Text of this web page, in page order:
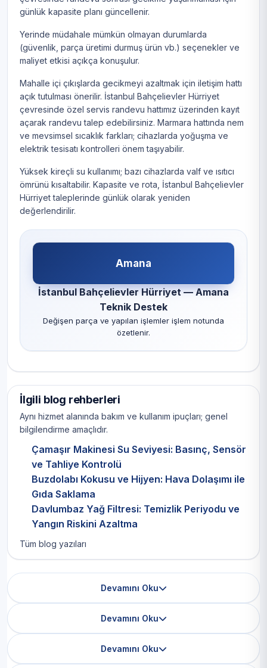
günlük kapasite planı güncellenir.
Yerinde müdahale mümkün olmayan durumlarda
(güvenlik, parça üretimi durmuş ürün vb.) seçenekler ve
maliyet etkisi açıkça konuşulur.
Mahalle içi çıkışlarda gecikmeyi azaltmak için iletişim hattı
açık tutulması önerilir. İstanbul Bahçelievler Hürriyet
çevresinde özel servis randevu hattımız üzerinden kayıt
açarak randevu talep edebilirsiniz. Marmara hattında nem
ve mevsimsel sıcaklık farkları; cihazlarda yoğuşma ve
elektrik tesisatı kontrolleri önem taşıyabilir.
Yüksek kireçli su kullanımı; bazı cihazlarda valf ve ısıtıcı
ömrünü kısaltabilir. Kapasite ve rota, İstanbul Bahçelievler
Hürriyet taleplerinde günlük olarak yeniden
değerlendirilir.
Amana
İstanbul Bahçelievler Hürriyet — Amana
Teknik Destek
Değişen parça ve yapılan işlemler işlem notunda
özetlenir.
İlgili blog rehberleri
Aynı hizmet alanında bakım ve kullanım ipuçları; genel
bilgilendirme amaçlıdır.
Çamaşır Makinesi Su Seviyesi: Basınç, Sensör
ve Tahliye Kontrolü
Buzdolabı Kokusu ve Hijyen: Hava Dolaşımı ile
Gıda Saklama
Davlumbaz Yağ Filtresi: Temizlik Periyodu ve
Yangın Riskini Azaltma
Tüm blog yazıları
Devamını Oku
Devamını Oku
Devamını Oku